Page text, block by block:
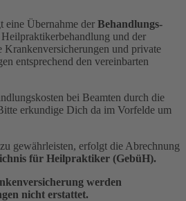
eine Übernahme der Behandlungs-
und der
Krankenversicherungen und private
entsprechend den vereinbarten
bei Beamten durch die
erkundige Dich da im Vorfelde um
zu gewährleisten, erfolgt die Abrechnung
für Heilpraktiker (GebüH).
werden
nicht erstattet.